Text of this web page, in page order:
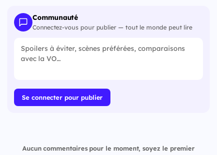
Communauté
Connectez-vous pour publier — tout le monde peut lire
Se connecter pour publier
Aucun commentaires pour le moment, soyez le premier